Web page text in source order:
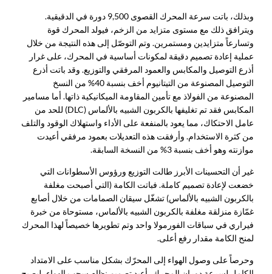
وبذلك، باتت سرعة المحرك القصوى 9,500 دورة في الدقيقية.
ويترافق ذلك مع مستوى متزايد من الزخم، فيولد المحرك قوة
وتسارعاً متزايدين ومستمرين. وتم التوصّل إلى هذه النتيجة من خلال
عملية إعادة تصميم دقيقة لمكونات أساسية في المحرك، على غرار
أذرع التوصيل والمكابس والعمود المرفقي والتوزيع. وقد باتت أذرع
التوصيل المصنوعة من التيتانيوم أخف بنسبة 40% من النسخ
المصنوعة من الفولاذ مع تأمين المقاومة الميكانيكية ذاتها. أما مسامير
المكابس فقد تم تغليفها بالكربون الشبيه بالألماس (DLC) للحد من
عامل الاحتكاك، مما يعود بالمنفعة على الأداء واستهلاك الوقود والتلف
من كثرة الاستخدام. وأرفقت هذه التعديلات بعمود مرفقي أعيدت
موازنته وهو أخف بنسبة 3% من النسخة السابقة.
غير أن التحسينات الأبرز طالت التوزيع ورؤوس الأسطوانات التي
خضعت لإعادة تصميم كاملة. فباتت الكامة (التي أصبحت مغلفة
بالكربون الشبيه بالألماس) تشغّل سيقان الصمامات من خلال أصابع
غمّازة منزلقة مغلفة بالكربون الشبيه بالألماس، مستوحاة من خبرة
فيراري في سباقات الفورمولا واحد وتم تطويرها خصيصاً لهذا المحرك
لمنح الكامة مقدار رفع أعلى.
وحرصاً على وصول الهواء إلى المحرّك بشكل مناسب على الامتداد